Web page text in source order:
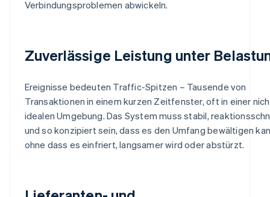
Verbindungsproblemen abwickeln.
Zuverlässige Leistung unter
Ereignisse bedeuten Traffic-Spitzen – Tausende von
Transaktionen in einem kurzen Zeitfenster, oft in einer
idealen Umgebung. Das System muss stabil,
und so konzipiert sein, dass es den Umfang bewältigen
ohne dass es einfriert, langsamer wird oder abstürzt.